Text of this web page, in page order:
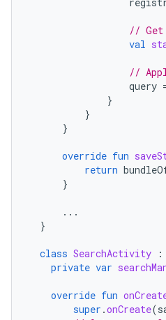
// Get
val
//
query
}
}
}
override fun
return
}
...
}
class SearchActivity :
private var
override fun
super .onCreate(